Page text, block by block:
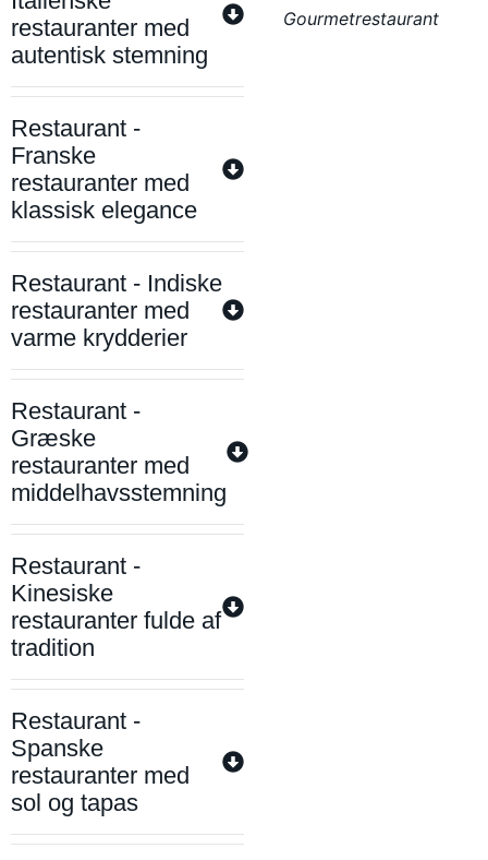
restauranter med
autentisk stemning
Restaurant -
Franske
restauranter med
klassisk elegance
Restaurant - Indiske
restauranter med
varme krydderier
Restaurant -
Græske
restauranter med
middelhavsstemning
Restaurant -
Kinesiske
restauranter fulde af
tradition
Restaurant -
Spanske
restauranter med
sol og tapas
Gourmetrestaurant